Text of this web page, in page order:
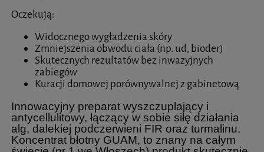
Oczekują:
Widocznego wygładzenia skóry
Zmniejszenia obwodu ciała (np. ud, bioder)
Skutecznych rezultatów bez inwazyjnych
zabiegów
Kuracji domowej porównywalnej z gabinetową
Innowacyjny preparat wyszczuplający i
antycellulitowy, łączący w sobie siłę działania
alg, dalekiej podczerwieni FIR oraz turmalinu.
Koncentrat błotny GUAM, to znany na całym